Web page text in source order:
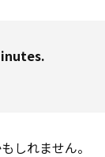
しれません。